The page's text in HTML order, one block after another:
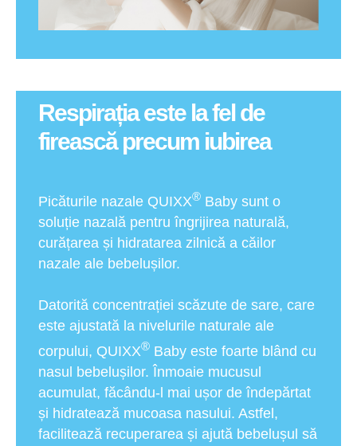
Respirația este la fel de
firească precum iubirea
Picăturile nazale QUIXX® Baby sunt o
soluție nazală pentru îngrijirea naturală,
curățarea și hidratarea zilnică a căilor
nazale ale bebelușilor.
Datorită concentrației scăzute de sare, care
este ajustată la nivelurile naturale ale
corpului, QUIXX® Baby este foarte blând cu
nasul bebelușilor. Înmoaie mucusul
acumulat, făcându-l mai ușor de îndepărtat
și hidratează mucoasa nasului. Astfel,
facilitează recuperarea și ajută bebelușul să